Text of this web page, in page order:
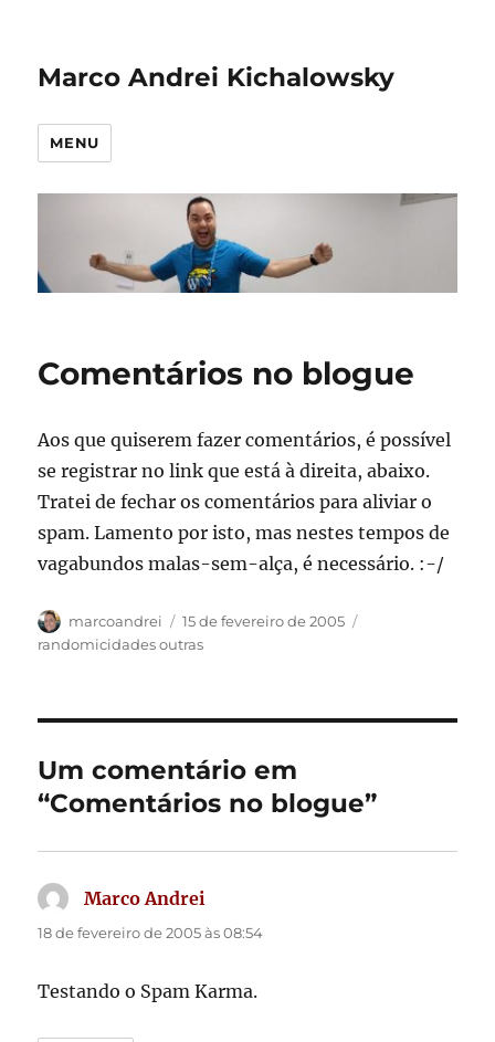
Marco Andrei Kichalowsky
MENU
Comentários no blogue
Aos que quiserem fazer comentários, é possível
se registrar no link que está à direita, abaixo.
Tratei de fechar os comentários para aliviar o
spam. Lamento por isto, mas nestes tempos de
vagabundos malas-sem-alça, é necessário. :-/
Autor
marcoandrei
Publicado
em
15 de fevereiro de 2005
randomicidades outras
Um comentário em
“Comentários no blogue”
Marco Andrei
18 de fevereiro de 2005 às 08:54
Testando o Spam Karma.